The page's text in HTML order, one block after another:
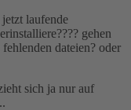
laufende
gehen
dateien? oder
sich ja nur auf